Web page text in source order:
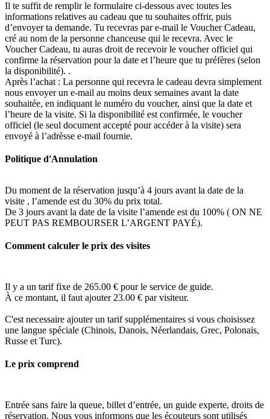
Il te suffit de remplir le formulaire ci-dessous avec toutes les
informations relatives au cadeau que tu souhaites offrir, puis
d’envoyer ta demande. Tu recevras par e-mail le Voucher Cadeau,
cré au nom de la personne chanceuse qui le recevra. Avec le
Voucher Cadeau, tu auras droit de recevoir le voucher officiel qui
confirme la réservation pour la date et l’heure que tu préfères (selon
la disponibilité). .
Après l’achat : La personne qui recevra le cadeau devra simplement
nous envoyer un e-mail au moins deux semaines avant la date
souhaitée, en indiquant le numéro du voucher, ainsi que la date et
l’heure de la visite. Si la disponibilité est confirmée, le voucher
officiel (le seul document accepté pour accéder à la visite) sera
envoyé à l’adrèsse e-mail fournie.
Politique d'Annulation
Du moment de la réservation jusqu’à 4 jours avant la date de la
visite , l’amende est du 30% du prix total.
De 3 jours avant la date de la visite l’amende est du 100% ( ON NE
PEUT PAS REMBOURSER L’ARGENT PAYÉ).
Comment calculer le prix des visites
Il y a un tarif fixe de 265.00 € pour le service de guide.
À ce montant, il faut ajouter 23.00 € par visiteur.
C'est necessaire ajouter un tarif supplémentaires si vous choisissez
une langue spéciale (Chinois, Danois, Néerlandais, Grec, Polonais,
Russe et Turc).
Le prix comprend
Entrée sans faire la queue, billet d’entrée, un guide experte, droits de
réservation. Nous vous informons que les écouteurs sont utilisés